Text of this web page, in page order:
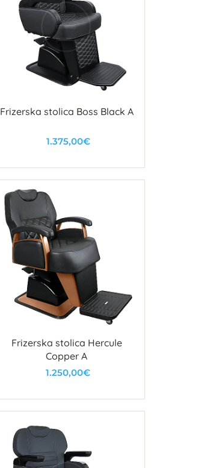
Frizerska stolica Boss Black A
1.375,00€
U košaricu
Frizerska stolica Hercule
Copper A
1.250,00€